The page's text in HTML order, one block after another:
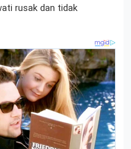
rusak dan tidak